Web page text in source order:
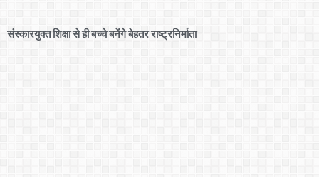
संस्कारयुक्त शिक्षा से ही बच्चे बनेंगे बेहतर राष्ट्रनिर्माता